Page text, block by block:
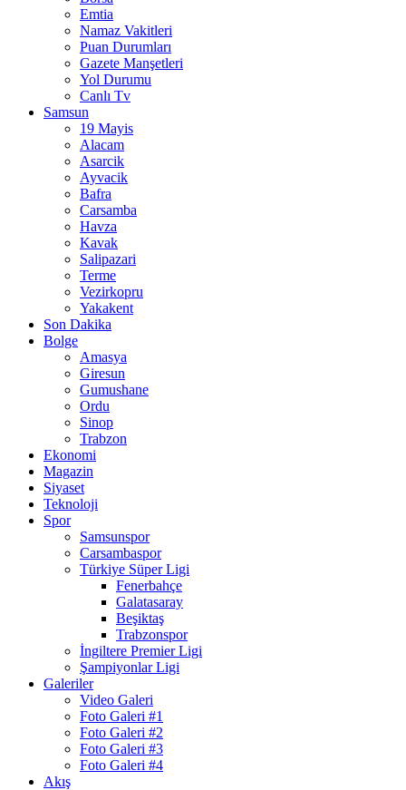
Emtia
Namaz Vakitleri
Puan Durumları
Gazete Manşetleri
Yol Durumu
Canlı Tv
Samsun
19 Mayis
Alacam
Asarcik
Ayvacik
Bafra
Carsamba
Havza
Kavak
Salipazari
Terme
Vezirkopru
Yakakent
Son Dakika
Bolge
Amasya
Giresun
Gumushane
Ordu
Sinop
Trabzon
Ekonomi
Magazin
Siyaset
Teknoloji
Spor
Samsunspor
Carsambaspor
Türkiye Süper Ligi
Fenerbahçe
Galatasaray
Beşiktaş
Trabzonspor
İngiltere Premier Ligi
Şampiyonlar Ligi
Galeriler
Video Galeri
Foto Galeri #1
Foto Galeri #2
Foto Galeri #3
Foto Galeri #4
Akış